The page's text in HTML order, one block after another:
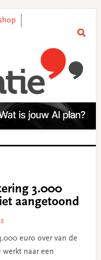
3.000
aangetoond
euro over van de
werkt naar een